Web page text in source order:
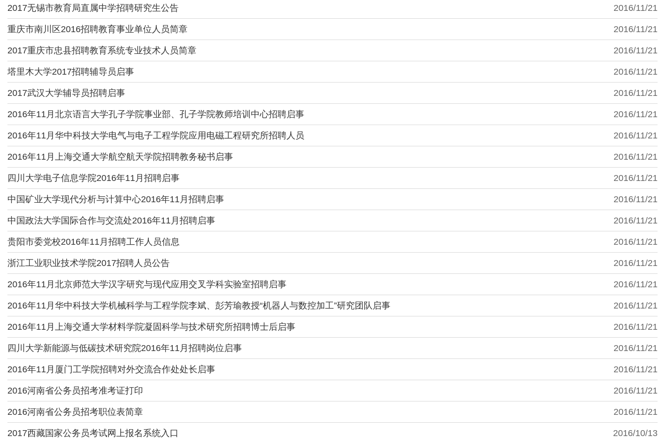
2016/11/21
2017无锡市教育局直属中学招聘研究生公告
2016/11/21
重庆市南川区2016招聘教育事业单位人员简章
2016/11/21
2017重庆市忠县招聘教育系统专业技术人员简章
2016/11/21
塔里木大学2017招聘辅导员启事
2016/11/21
2017武汉大学辅导员招聘启事
2016/11/21
2016年11月北京语言大学孔子学院事业部、孔子学院教师培训中心招聘启事
2016/11/21
2016年11月华中科技大学电气与电子工程学院应用电磁工程研究所招聘人员
2016/11/21
2016年11月上海交通大学航空航天学院招聘教务秘书启事
2016/11/21
四川大学电子信息学院2016年11月招聘启事
2016/11/21
中国矿业大学现代分析与计算中心2016年11月招聘启事
2016/11/21
中国政法大学国际合作与交流处2016年11月招聘启事
2016/11/21
贵阳市委党校2016年11月招聘工作人员信息
2016/11/21
浙江工业职业技术学院2017招聘人员公告
2016/11/21
2016年11月北京师范大学汉字研究与现代应用交叉学科实验室招聘启事
2016/11/21
2016年11月华中科技大学机械科学与工程学院李斌、彭芳瑜教授“机器人与数控加工”研究团队启事
2016/11/21
2016年11月上海交通大学材料学院凝固科学与技术研究所招聘博士后启事
2016/11/21
四川大学新能源与低碳技术研究院2016年11月招聘岗位启事
2016/11/21
2016年11月厦门工学院招聘对外交流合作处处长启事
2016/11/21
2016河南省公务员招考准考证打印
2016/11/21
2016河南省公务员招考职位表简章
2016/10/13
2017西藏国家公务员考试网上报名系统入口